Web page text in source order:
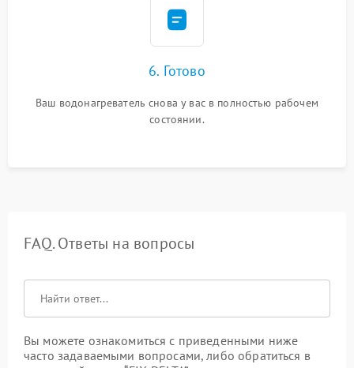
6. Готово
Ваш водонагреватель снова у вас в полностью рабочем
состоянии.
FAQ. Ответы на вопросы
Вы можете ознакомиться с приведенными ниже
часто задаваемыми вопросами, либо обратиться в